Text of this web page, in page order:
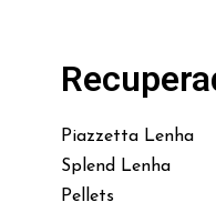
Piazzetta Lenha
Splend Lenha
Pellets